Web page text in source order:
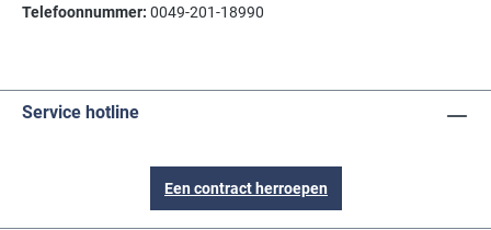
Telefoonnummer: 0049-201-18990
Service hotline
Een contract herroepen